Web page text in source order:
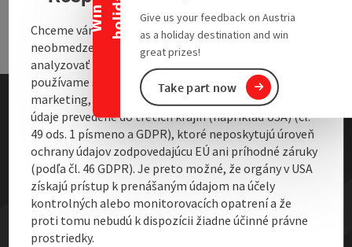
W
i
n
a
h
o
l
i
d
a y
Give us your feedback on Austria
as a holiday destination and win
great prizes!
Take part now
Vyhlásenie o ochrane
osobných údajov
Tiráž
Vyhlásenie o prístupnosti
Adjust cookies
Chceme vám poskytnúť komplexný webový zážitok s
neobmedzenými funkciami (napr. vyhľadávaním),
analyzovať prístup a prispôsobiť obsah. Na tieto účely
používame súbory cookie. Na isté účely (analýza,
marketing, prispôsobenie obsahu) môžu byť niekedy
údaje prevedené do tretích krajín (napríklad USA) (čl.
49 ods. 1 písmeno a GDPR), ktoré neposkytujú úroveň
ochrany údajov zodpovedajúcu EÚ ani príhodné záruky
(podľa čl. 46 GDPR). Je preto možné, že orgány v USA
získajú prístup k prenášaným údajom na účely
kontrolných alebo monitorovacích opatrení a že
proti tomu nebudú k dispozícii žiadne účinné právne
prostriedky.